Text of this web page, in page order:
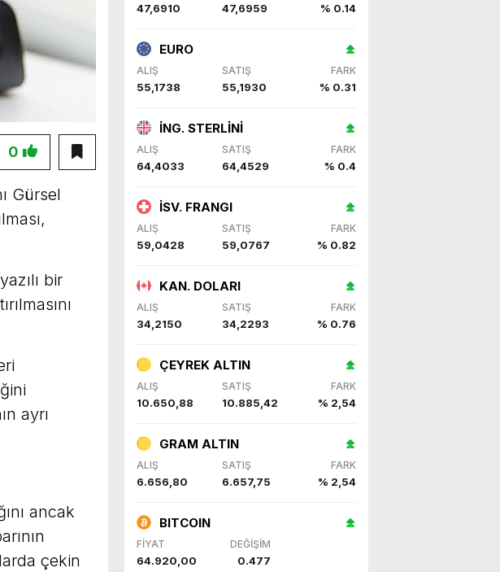
0
Gürsel
bir
ayrı
ancak
çekin
47,6910 47,6959 % 0.14
EURO
ALIŞ SATIŞ FARK
55,1738 55,1930 % 0.31
İNG. STERLİNİ
ALIŞ SATIŞ FARK
64,4033 64,4529 % 0.4
İSV. FRANGI
ALIŞ SATIŞ FARK
59,0428 59,0767 % 0.82
KAN. DOLARI
ALIŞ SATIŞ FARK
34,2150 34,2293 % 0.76
ÇEYREK ALTIN
ALIŞ SATIŞ FARK
10.650,88 10.885,42 % 2,54
GRAM ALTIN
ALIŞ SATIŞ FARK
6.656,80 6.657,75 % 2,54
BITCOIN
FİYAT DEĞİŞİM
64.920,00 0.477